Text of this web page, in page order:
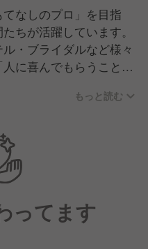
なしのプロ」を目指
ちが活躍しています。
・ブライダルなど様々
に喜んでもらうことが
角度といった基本動作か
スキルを磨き合うな
時間は和気あいあいと
慢です。教育担当や店
を越えて連携し、お客
るために一丸となって
もっと読む
ってます